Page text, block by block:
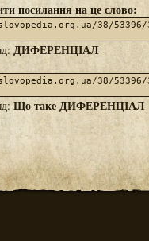
посилання на це слово:
ДИФЕРЕНЦІАЛ
Що таке ДИФЕРЕНЦІАЛ